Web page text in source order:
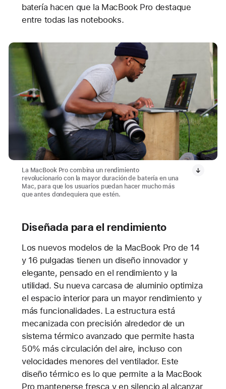
batería hacen que la MacBook Pro destaque
entre todas las notebooks.
La MacBook Pro combina un rendimiento
revolucionario con la mayor duración de batería en una
Mac, para que los usuarios puedan hacer mucho más
que antes dondequiera que estén.
Diseñada para el rendimiento
Los nuevos modelos de la MacBook Pro de 14
y 16 pulgadas tienen un diseño innovador y
elegante, pensado en el rendimiento y la
utilidad. Su nueva carcasa de aluminio optimiza
el espacio interior para un mayor rendimiento y
más funcionalidades. La estructura está
mecanizada con precisión alrededor de un
sistema térmico avanzado que permite hasta
50% más circulación del aire, incluso con
velocidades menores del ventilador. Este
diseño térmico es lo que permite a la MacBook
Pro mantenerse fresca y en silencio al alcanzar